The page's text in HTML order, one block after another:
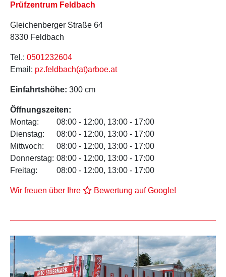
Prüfzentrum Feldbach
Gleichenberger Straße 64
8330 Feldbach
Tel.: 0501232604
Email: pz.feldbach(at)arboe.at
Einfahrtshöhe: 300 cm
Öffnungszeiten:
Montag:
08:00 - 12:00, 13:00 - 17:00
Dienstag:
08:00 - 12:00, 13:00 - 17:00
Mittwoch:
08:00 - 12:00, 13:00 - 17:00
Donnerstag: 08:00 - 12:00, 13:00 - 17:00
Freitag:
08:00 - 12:00, 13:00 - 17:00
Wir freuen über Ihre Bewertung auf Google!